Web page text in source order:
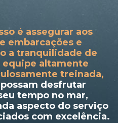
é assegurar aos
embarcações e
a tranquilidade de
altamente
treinada,
desfrutar
tempo no mar,
aspecto do serviço
com excelência.